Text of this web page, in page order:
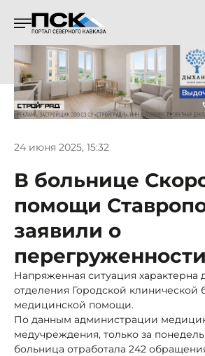
24 июня 2025, 15:32
В больнице
помощи
заявили о
перегруженности
Напряженная ситуация характерна
отделения Городской клинической
медицинской помощи.
По данным администрации
медучреждения, только за
больница отработала 242